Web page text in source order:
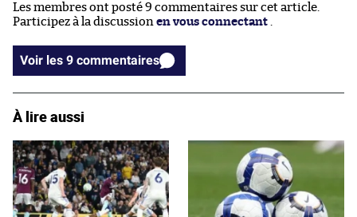
Les membres ont posté 9 commentaires sur cet article.
Participez à la discussion en vous connectant
Voir les 9 commentaires
À lire aussi